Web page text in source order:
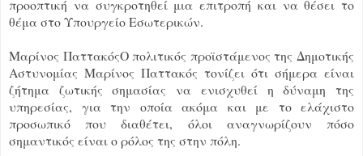
προοπτική να συγκροτηθεί μια επιτροπή και να θέσει το
θέμα στο Υπουργείο Εσωτερικών.
Μαρίνος ΠαττακόςΟ πολιτικός προϊστάμενος της Δημοτικής
Αστυνομίας Μαρίνος Παττακός τονίζει ότι σήμερα είναι
ζήτημα ζωτικής σημασίας να ενισχυθεί η δύναμη της
υπηρεσίας, για την οποία ακόμα και με το ελάχιστο
προσωπικό που διαθέτει, όλοι αναγνωρίζουν πόσο
σημαντικός είναι ο ρόλος της στην πόλη.